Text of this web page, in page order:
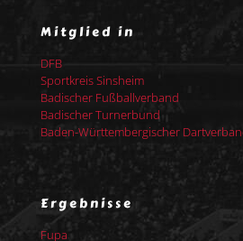
Mitglied in
DFB
Sportkreis Sinsheim
Badischer Fußballverband
Badischer Turnerbund
Baden-Württembergischer
Ergebnisse
Fupa